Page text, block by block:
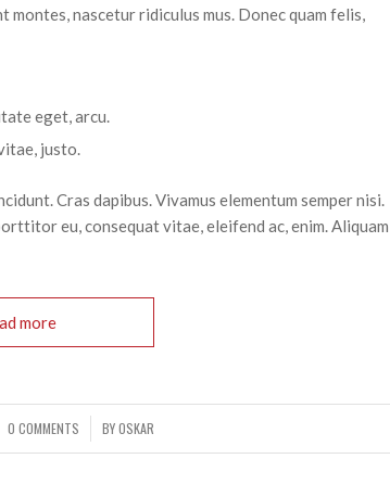
nascetur ridiculus mus. Donec quam felis,
eget, arcu.
justo.
Cras dapibus. Vivamus elementum semper nisi.
eu, consequat vitae, eleifend ac, enim. Aliquam
more
0 COMMENTS
/ BYOSKAR